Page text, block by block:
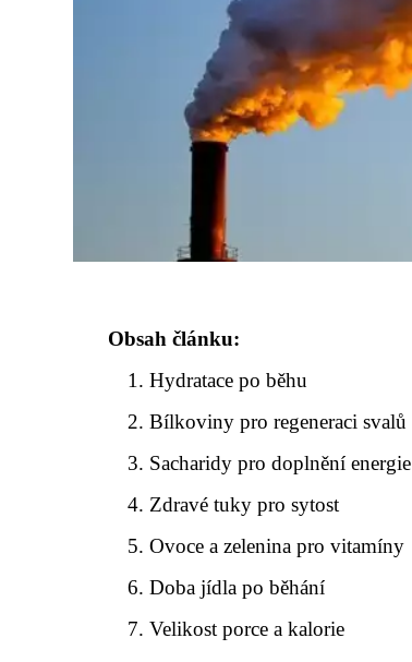
Obsah článku:
Hydratace po běhu
Bílkoviny pro regeneraci svalů
Sacharidy pro doplnění energie
Zdravé tuky pro sytost
Ovoce a zelenina pro vitamíny
Doba jídla po běhání
Velikost porce a kalorie